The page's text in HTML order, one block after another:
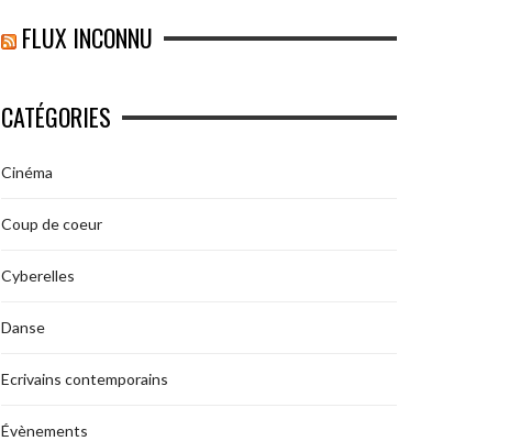
FLUX INCONNU
CATÉGORIES
Cinéma
Coup de coeur
Cyberelles
Danse
Ecrivains contemporains
Évènements